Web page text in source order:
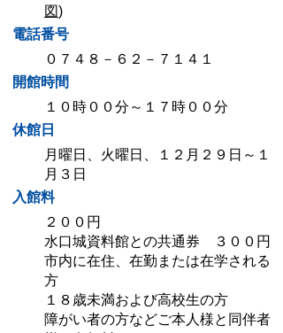
図)
電話番号
０７４８－６２－７１４１
開館時間
１０時００分～１７時００分
休館日
月曜日、火曜日、１２月２９日～１
月３日
入館料
２００円
水口城資料館との共通券 ３００円
市内に在住、在勤または在学される
方
１８歳未満および高校生の方
障がい者の方などご本人様と同伴者